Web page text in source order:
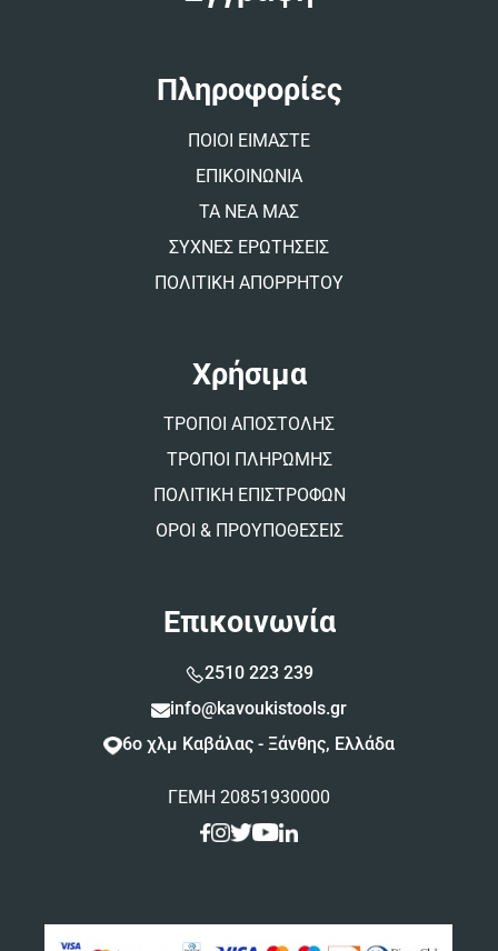
Πληροφορίες
ΠΟΙΟΙ ΕΙΜΑΣΤΕ
ΕΠΙΚΟΙΝΩΝΙΑ
ΤΑ ΝΕΑ ΜΑΣ
ΣΥΧΝΕΣ ΕΡΩΤΗΣΕΙΣ
ΠΟΛΙΤΙΚΗ ΑΠΟΡΡΗΤΟΥ
Χρήσιμα
ΤΡΟΠΟΙ ΑΠΟΣΤΟΛΗΣ
ΤΡΟΠΟΙ ΠΛΗΡΩΜΗΣ
ΠΟΛΙΤΙΚΗ ΕΠΙΣΤΡΟΦΩΝ
ΟΡΟΙ & ΠΡΟΥΠΟΘΕΣΕΙΣ
Επικοινωνία
2510 223 239
info@kavoukistools.gr
6ο χλμ Καβάλας - Ξάνθης, Ελλάδα
ΓΕΜΗ 20851930000